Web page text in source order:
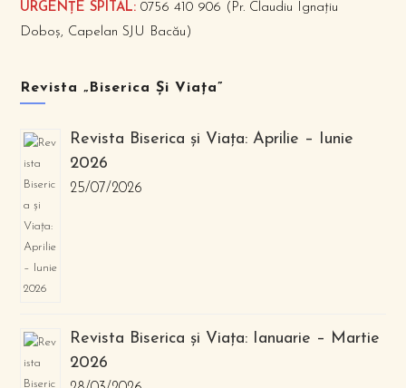
URGENȚE SPITAL: 0756 410 906 (Pr. Claudiu Ignațiu
Doboș, Capelan SJU Bacău)
Revista „Biserica Și Viața”
Revista Biserica și Viața: Aprilie – Iunie
2026
25/07/2026
Revista Biserica și Viața: Ianuarie – Martie
2026